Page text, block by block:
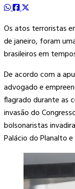
Os atos terroristas
de janeiro, foram
brasileiros em
De acordo com a
advogado e
flagrado durante as
invasão do
bolsonaristas
Palácio do Planalto